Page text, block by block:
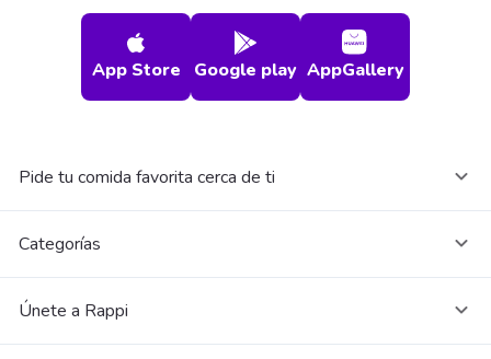
App Store Google play AppGallery
Pide tu comida favorita cerca de ti
Categorías
Únete a Rappi